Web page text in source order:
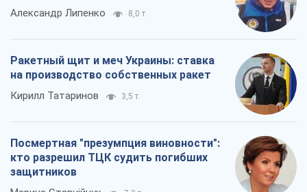
Александр Липенко 8,0 т.
Ракетный щит и меч Украины: ставка
на производство собственных ракет
Кирилл Татаринов 3,5 т.
Посмертная "презумпция виновности":
кто разрешил ТЦК судить погибших
защитников